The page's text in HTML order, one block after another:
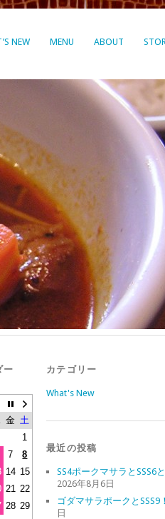
NEW MENU ABOUT
ー
金 土
1
7
8
14 15
21 22
28 29
カテゴリー
What's New
最近の投稿
SS4ポークマサラとSSS6
2026年8月6日
ゴダマサラポークとSSS9！
日